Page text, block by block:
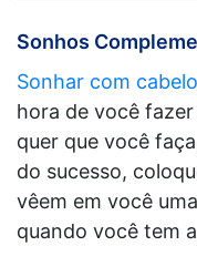
Sonhos
Sonhar com
hora de você
quer que você
do sucesso,
vêem em você
quando você tem